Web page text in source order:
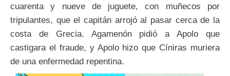
cuarenta y nueve de juguete, con muñecos por
tripulantes, que el capitán arrojó al pasar cerca de la
costa de Grecia. Agamenón pidió a Apolo que
castigara el fraude, y Apolo hizo que Cíniras muriera
de una enfermedad repentina.